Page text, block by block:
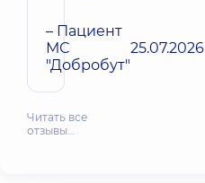
– Пациент
МС
"Добробут"
25.07.2026
Читать все
отзывы…